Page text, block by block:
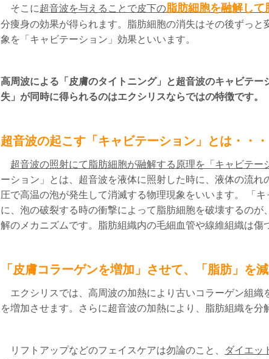
そこに超音波を与えることで皮下の脂肪細胞を融解し
分痩身の効果が得られます。脂肪細胞の消失はその後ずっと
象を「キャビテーション」効果といいます。
高周波による「皮膚のタイトニング」と超音波のキャビテー
失」が同時に得られるのはエクシリスならではの特徴です。
超音波の起こす「キャビテーション」とは・・・
超音波の照射にて脂肪細胞が融解する原理を「キャビテー
ーション」とは、超音波を液体に照射した時に、液体の流れ
圧で高温の泡が発生して消滅する物理現象をいいます。 「
に、泡の破裂する時の衝撃によって脂肪細胞を破壊するのが
解のメカニズムです。
脂肪組織内の毛細血管や線維組織は傷
「皮膚コラーゲンを増加」させて、「脂肪」を
エクシリスでは、高周波の加熱により古いコラーゲン組織
を増加させます。さらに超音波の加熱により、脂肪組織を分
リフトアップなどのフェイスケアは勿論のこと、 ダイエッ